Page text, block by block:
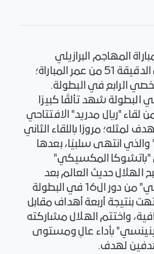
المهاجم البرازيلي
"ماركوس ليوناردو" في الدقيقة 51 من عمر المباراة؛
الرابع في البطولة.
البطولة شهد تألقًا كبيرًا
لقاء "ريال مدريد" الافتتاحي
لمثله؛ مرورًا باللقاء الثاني
والذي انتهى سلبيًا، بعدها
"باتشوكا المكسيكي"
الهلال حديث العالم بعد
إقصاءه "مانشستر سيتي" من دور ال16 في البطولة
بنتيجة أربعة أهداف مقابل
واختتم الهلال مشاركته
بأداء عالٍ ومستوى
لهدف.